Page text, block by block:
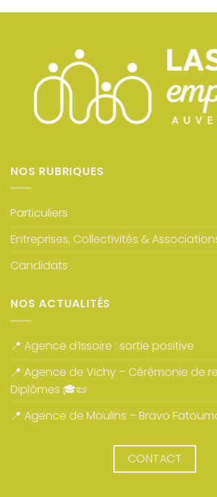
NOS RUBRIQUES
Particuliers
Entreprises, Collectivités &
Candidats
NOS ACTUALITÉS
📍 Agence d’Issoire : sortie positive
📍 Agence de Vichy – Cérémonie de
Diplômes 🎓📜
📍 Agence de Moulins – Bravo
CONTACT